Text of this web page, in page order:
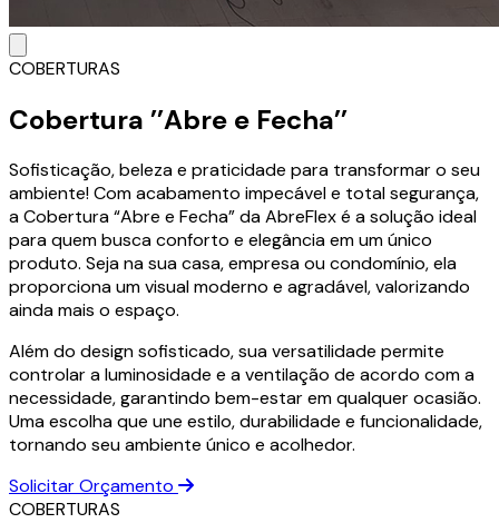
COBERTURAS
Cobertura ’’Abre e Fecha’’
Sofisticação, beleza e praticidade para transformar o seu
ambiente! Com acabamento impecável e total segurança,
a Cobertura “Abre e Fecha” da AbreFlex é a solução ideal
para quem busca conforto e elegância em um único
produto. Seja na sua casa, empresa ou condomínio, ela
proporciona um visual moderno e agradável, valorizando
ainda mais o espaço.
Além do design sofisticado, sua versatilidade permite
controlar a luminosidade e a ventilação de acordo com a
necessidade, garantindo bem-estar em qualquer ocasião.
Uma escolha que une estilo, durabilidade e funcionalidade,
tornando seu ambiente único e acolhedor.
Solicitar Orçamento
COBERTURAS